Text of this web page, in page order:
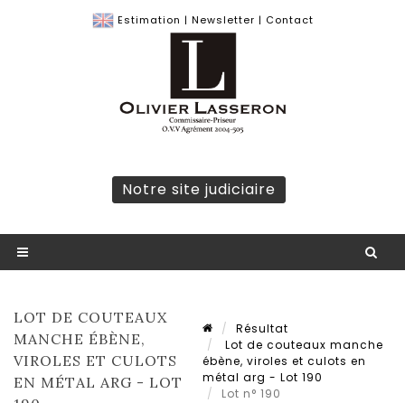
Estimation | Newsletter | Contact
Notre site judiciaire
LOT DE COUTEAUX
MANCHE ÉBÈNE,
VIROLES ET CULOTS
EN MÉTAL ARG - LOT
Résultat
Lot de couteaux manche
ébène, viroles et culots en
métal arg - Lot 190
Lot n° 190